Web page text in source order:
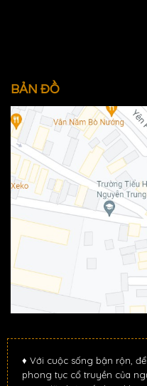
BẢN ĐỒ
♦ Với cuộc sống bận rộn,
phong tục cổ truyền của